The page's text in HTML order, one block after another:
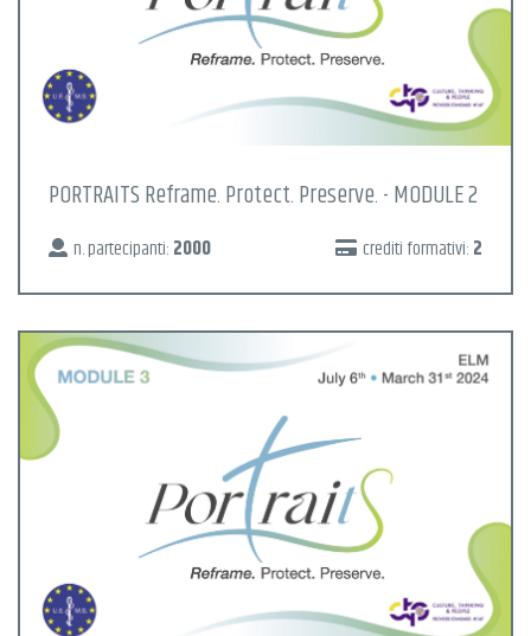
PORTRAITS Reframe. Protect. Preserve. - MODULE 2
n. partecipanti: 2000 crediti formativi: 2